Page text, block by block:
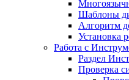
Шаблоны
Алгоритм
Установка
Работа с
Раздел
Проверка